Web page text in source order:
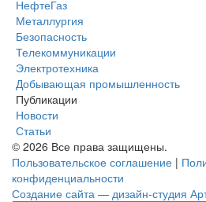
НефтеГаз
Металлургия
Безопасность
Телекоммуникации
Электротехника
Добывающая промышленность
Публикации
Новости
Статьи
© 2026 Все права защищены.
Пользовательское соглашение |
конфиденциальности
Создание сайта — дизайн-студия